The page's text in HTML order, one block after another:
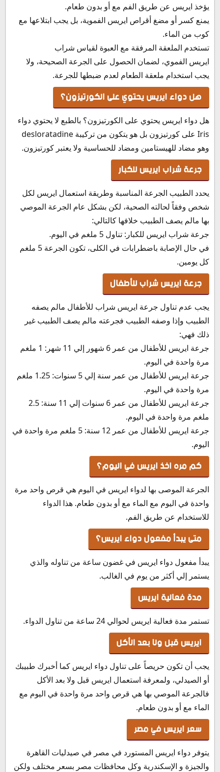
يؤخذ ايريس عن طريق الفم مع أو بدون طعام.
يمنع كسر أو مضغ أقراص ايريس الفموية، بل يجب ابتلاعها مع
كوب من الماء.
تستخدم الملعقة المرفقة مع العبوة لقياس شراب
ايريس الفموي، لضمان الحصول على الجرعة الصحيحة، ولا
يجب استخدام ملعقة الطعام لعدم ضبطها للجرعة.
هل دواء ايريس يحتوي على الكورتيزون؟
هل دواء ايريس يحتوي على الكورتيزون؟ بالطبع لا يحتوي دواء
Iris على كورتيزون بل هو يتكون من تركيبة desloratadine
وهو مضاد للهيستامين ومضاد للحساسية ولا يعتبر كورتيزون.
جرعة شراب ايريس للكبار
يحدد الطبيب الجرعة المناسبة وطريقة استعمال ايريس لكل
شخص وفقاً لحالته الصحية، لكن بشكل عام الجرعة الموصي
بها مالم يصف الطبيب خلافها كالتالي:
جرعة شراب ايريس للكبار: تناول 5 ملغم في اليوم.
في حال الإصابة باضطرابات في الكلى، تكون الجرعة 5 ملغم
كل يومين.
جرعة ايريس شراب للأطفال
يجب عدم تناول جرعة ايريس شراب للأطفال مالم يصفه
الطبيب وإذا وصفه الطبيب فجرعته مالم يصف الطبيب غير
ذلك فهي:
جرعة ايريس للأطفال من عمر 6 شهور إلي 11 شهر: 1 ملغم
مرة واحدة في اليوم.
جرعة ايريس للأطفال من عمر سنة إلي 5 سنوات: 1.25 ملغم
مرة واحدة في اليوم.
جرعة ايريس للأطفال من عمر 6 سنوات إلي 11 سنة: 2.5
ملغم مرة واحدة في اليوم.
جرعة ايريس للأطفال من عمر 12 سنة: 5 ملغم مرة واحدة في
اليوم.
كم مره اخذ ايريس في اليوم؟
الجرعة الموصى بها لدواء ايريس في اليوم هي قرص واحد مرة
واحدة في اليوم مع الماء مع أو بدون طعام. هذا الدواء
للاستخدام عن طريق الفم.
متى يبدأ مفعول دواء ايريس؟
يبدأ مفعول دواء ايريس في غضون ساعة من تناوله والذي
يستمر إلي أكثر من يوم في الغالب.
مدة فعالية ايريس
تستمر مدة فعالية ايريس لحوالي 24 ساعة من تناول الدواء.
ايريس قبل ولا بعد الأكل
يجب أن تكون حريصاً على تناول دواء ايريس كما أخبرك طبيبك
أو الصيدلي، ولمعرفة استعمال ايريس قبل ولا بعد الأكل
فالجرعة الموصي بها هي قرص واحد مرة واحدة في اليوم مع
الماء مع أو بدون طعام.
سعر ايريس في مصر
يتوفر دواء ايريس المستورد في مصر في صيدليات القاهرة
والجيزة و الإسكندرية وكل محافظات مصر بسعر مختلف ولكن